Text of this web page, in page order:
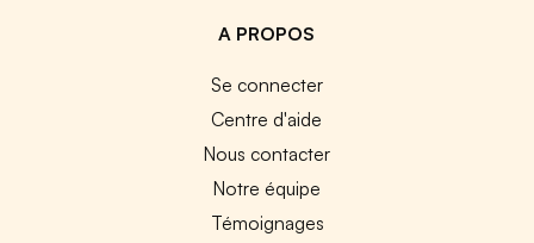
A PROPOS
Se connecter
Centre d'aide
Nous contacter
Notre équipe
Témoignages